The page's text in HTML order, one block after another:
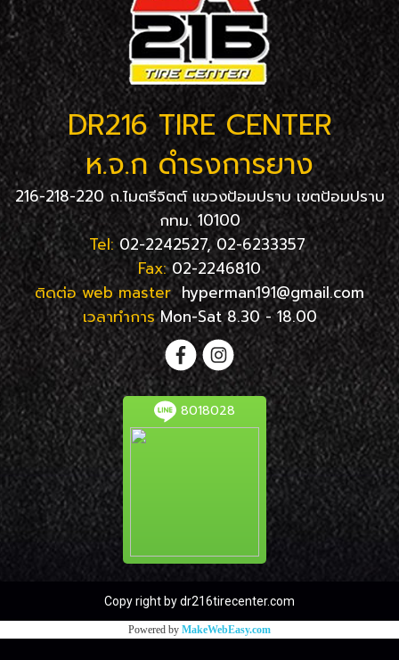
DR216 TIRE CENTER
ห.จ.ก ดำรงการยาง
216-218-220 ถ.ไมตรีจิตต์ แขวงป้อมปราบ เขตป้อมปราบ
กทม. 10100
Tel:02-2242527, 02-6233357
Fax:02-2246810
ติดต่อ web masterhyperman191@gmail.com
เวลาทำการMon-Sat 8.30 - 18.00
8018028
Copy right by dr216tirecenter.com
Powered by MakeWebEasy.com